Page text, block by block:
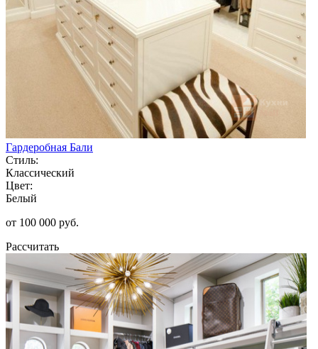
Гардеробная Бали
Стиль:
Классический
Цвет:
Белый
от 100 000 руб.
Рассчитать